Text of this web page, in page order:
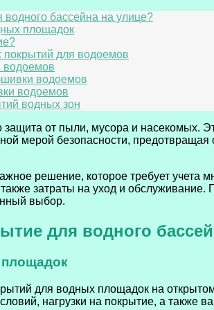
бассейна на улице?
площадок
покрытий для водоемов
водоемов
водоемов
водных зон
защита от пыли, мусора и насекомых.
мерой безопасности,
решение, которое требует учета
также затраты на уход и
выбор.
для водного
для водных площадок на
нагрузки на покрытие, а также